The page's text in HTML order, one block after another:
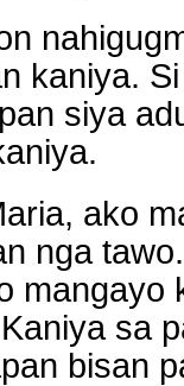
kaniya.
siya
ako
nga
mangayo
sa
bisan